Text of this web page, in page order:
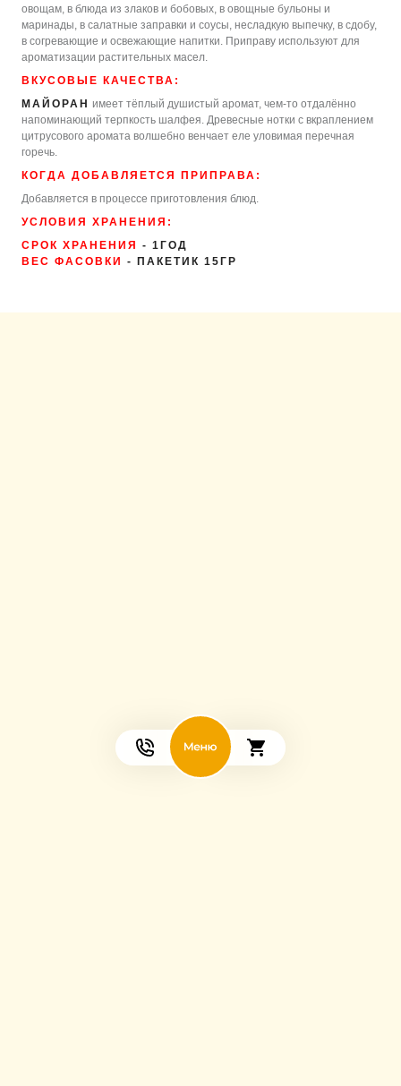
овощам, в блюда из злаков и бобовых, в овощные бульоны и
маринады, в салатные заправки и соусы, несладкую выпечку, в сдобу,
в согревающие и освежающие напитки. Приправу используют для
ароматизации растительных масел.
ВКУСОВЫЕ КАЧЕСТВА:
МАЙОРАН имеет тёплый душистый аромат, чем-то отдалённо
напоминающий терпкость шалфея. Древесные нотки с вкраплением
цитрусового аромата волшебно венчает еле уловимая перечная
горечь.
КОГДА ДОБАВЛЯЕТСЯ ПРИПРАВА:
Добавляется в процессе приготовления блюд.
УСЛОВИЯ ХРАНЕНИЯ:
СРОК ХРАНЕНИЯ
- 1ГОД
ВЕС ФАСОВКИ
- ПАКЕТИК 15ГР